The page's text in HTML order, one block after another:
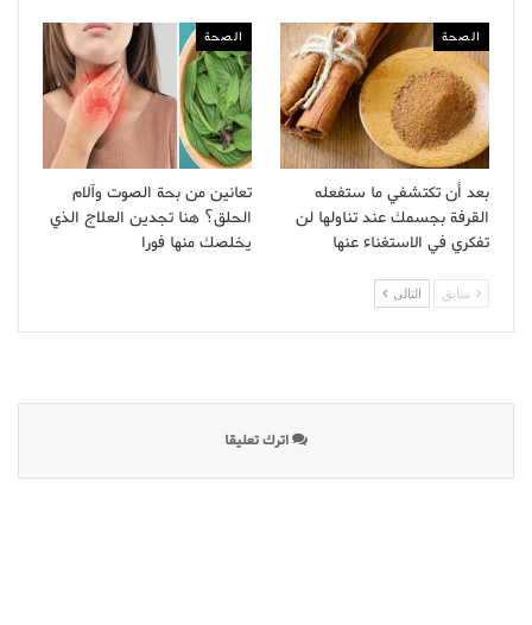
الصحة
بعد أن تكتشفي ما ستفعله
القرفة بجسمك عند تناولها لن
تفكري في الاستغناء عنها
الصحة
تعانين من بحة الصوت وآلام
الحلق؟ هنا تجدين العلاج الذي
يخلصك منها فورا
سابق التالى
اترك تعليقا